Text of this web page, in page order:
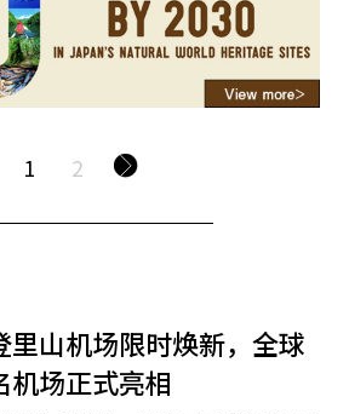
1 2
里山机场限时焕新，全球
机场正式亮相